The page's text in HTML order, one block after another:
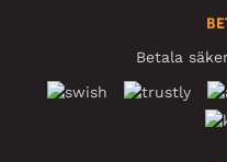
Betala